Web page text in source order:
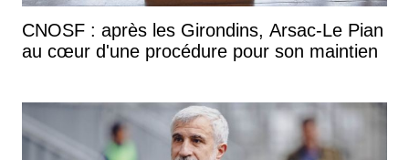
CNOSF : après les Girondins, Arsac-Le Pian
au cœur d'une procédure pour son maintien